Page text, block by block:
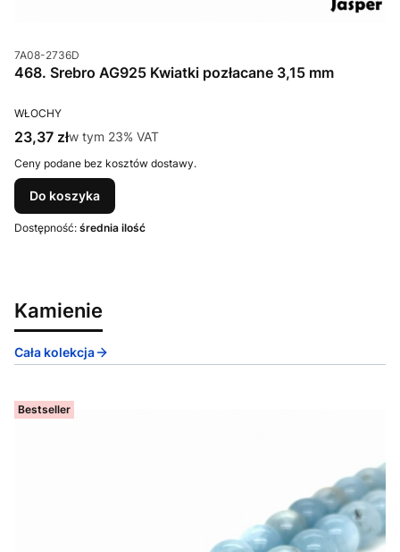
Kod produktu
7A08-2736D
468. Srebro AG925 Kwiatki pozłacane 3,15 mm
PRODUCENT
WŁOCHY
Cena brutto
23,37 złw tym %s VAT
w tym 23% VAT
Ceny podane bez kosztów dostawy.
Do koszyka
Dostępność: średnia ilość
Kamienie
Cała kolekcja
Bestseller